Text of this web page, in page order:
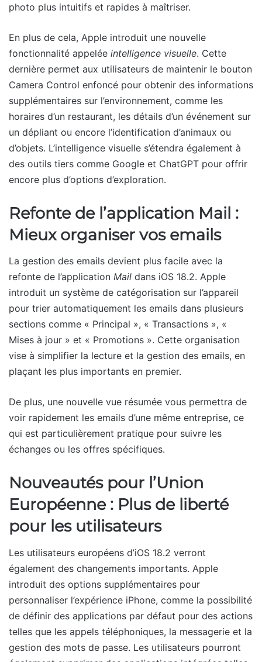
photo plus intuitifs et rapides à maîtriser.
En plus de cela, Apple introduit une nouvelle
fonctionnalité appelée intelligence visuelle. Cette
dernière permet aux utilisateurs de maintenir le bouton
Camera Control enfoncé pour obtenir des informations
supplémentaires sur l’environnement, comme les
horaires d’un restaurant, les détails d’un événement sur
un dépliant ou encore l’identification d’animaux ou
d’objets. L’intelligence visuelle s’étendra également à
des outils tiers comme Google et ChatGPT pour offrir
encore plus d’options d’exploration.
Refonte de l’application Mail :
Mieux organiser vos emails
La gestion des emails devient plus facile avec la
refonte de l’application Mail dans iOS 18.2. Apple
introduit un système de catégorisation sur l’appareil
pour trier automatiquement les emails dans plusieurs
sections comme « Principal », « Transactions », «
Mises à jour » et « Promotions ». Cette organisation
vise à simplifier la lecture et la gestion des emails, en
plaçant les plus importants en premier.
De plus, une nouvelle vue résumée vous permettra de
voir rapidement les emails d’une même entreprise, ce
qui est particulièrement pratique pour suivre les
échanges ou les offres spécifiques.
Nouveautés pour l’Union
Européenne : Plus de liberté
pour les utilisateurs
Les utilisateurs européens d’iOS 18.2 verront
également des changements importants. Apple
introduit des options supplémentaires pour
personnaliser l’expérience iPhone, comme la possibilité
de définir des applications par défaut pour des actions
telles que les appels téléphoniques, la messagerie et la
gestion des mots de passe. Les utilisateurs pourront